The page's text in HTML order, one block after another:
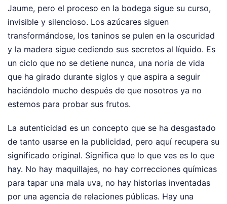
Jaume, pero el proceso en la bodega sigue su curso,
invisible y silencioso. Los azúcares siguen
transformándose, los taninos se pulen en la oscuridad
y la madera sigue cediendo sus secretos al líquido. Es
un ciclo que no se detiene nunca, una noria de vida
que ha girado durante siglos y que aspira a seguir
haciéndolo mucho después de que nosotros ya no
estemos para probar sus frutos.
La autenticidad es un concepto que se ha desgastado
de tanto usarse en la publicidad, pero aquí recupera su
significado original. Significa que lo que ves es lo que
hay. No hay maquillajes, no hay correcciones químicas
para tapar una mala uva, no hay historias inventadas
por una agencia de relaciones públicas. Hay una